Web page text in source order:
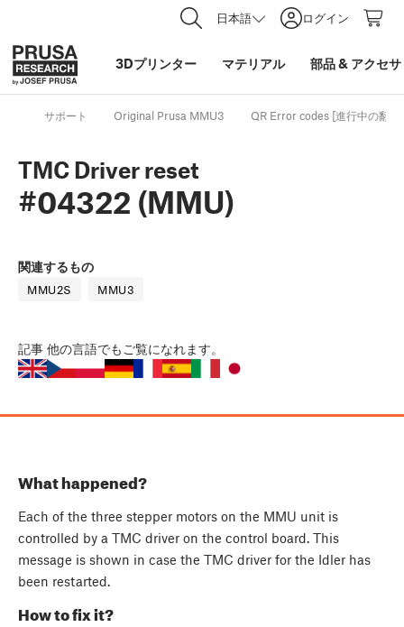
日本語 ログイン
3Dプリンター マテリアル 部品& アクセ
サポート Original Prusa MMU3 QR Error codes [進行中の翻訳]
TMC Driver reset
#04322 (MMU)
関連するもの
MMU2S MMU3
記事 他の言語でもご覧になれます。
What happened?
Each of the three stepper motors on the MMU unit is
controlled by a TMC driver on the control board. This
message is shown in case the TMC driver for the Idler has
been restarted.
How to fix it?